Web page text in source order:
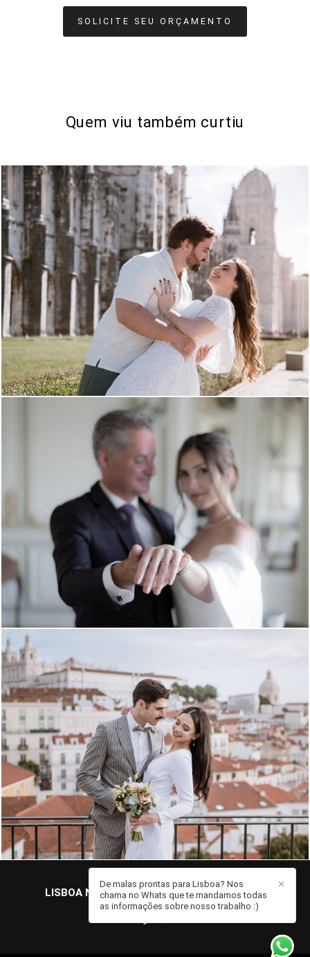
SOLICITE SEU ORÇAMENTO
Quem viu também curtiu
401 0
391 0
958
LISBOA NA MALA | FOTOGRAFIA/CONTATO
✕
De malas prontas para Lisboa? Nos
chama no Whats que te mandamos todas
as informações sobre nosso trabalho :)